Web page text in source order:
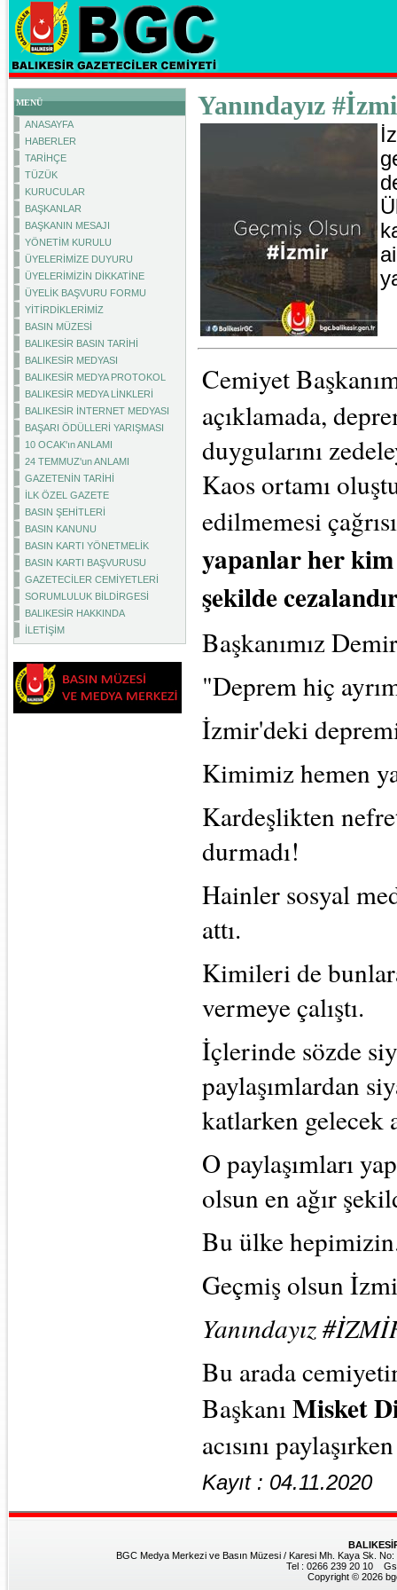
MENÜ
ANASAYFA
HABERLER
TARİHÇE
TÜZÜK
KURUCULAR
BAŞKANLAR
BAŞKANIN MESAJI
YÖNETİM KURULU
ÜYELERİMİZE DUYURU
ÜYELERİMİZİN DİKKATİNE
ÜYELİK BAŞVURU FORMU
YİTİRDİKLERİMİZ
BASIN MÜZESİ
BALIKESİR BASIN TARİHİ
BALIKESİR MEDYASI
BALIKESİR MEDYA PROTOKOL
BALIKESİR MEDYA LİNKLERİ
BALIKESİR İNTERNET MEDYASI
BAŞARI ÖDÜLLERİ YARIŞMASI
10 OCAK'ın ANLAMI
24 TEMMUZ'un ANLAMI
GAZETENİN TARİHİ
İLK ÖZEL GAZETE
BASIN ŞEHİTLERİ
BASIN KANUNU
BASIN KARTI YÖNETMELİK
BASIN KARTI BAŞVURUSU
GAZETECİLER CEMİYETLERİ
SORUMLULUK BİLDİRGESİ
BALIKESİR HAKKINDA
İLETİŞİM
Yanındayız
Cemiyet
açıklamada,
duygularını
Kaos ortamı
edilmemesi
yapanlar her kim
şekilde
Başkanımız
"Deprem hiç
İzmir'deki
Kimimiz hemen
Kardeşlikten
durmadı!
Hainler sosyal
attı.
Kimileri de
vermeye çalıştı.
İçlerinde sözde
paylaşımlardan
katlarken gelecek
O paylaşımları
olsun en ağır
Bu ülke
Geçmiş olsun
Yanındayız
Bu arada
BaşkanıMisket
acısını
Kayıt : 04.11.2020
BGC Medya Merkezi ve Basın Müzesi / Karesi Mh. Kaya Sk.
Tel : 0266 239 20 10
Copyright © 2026